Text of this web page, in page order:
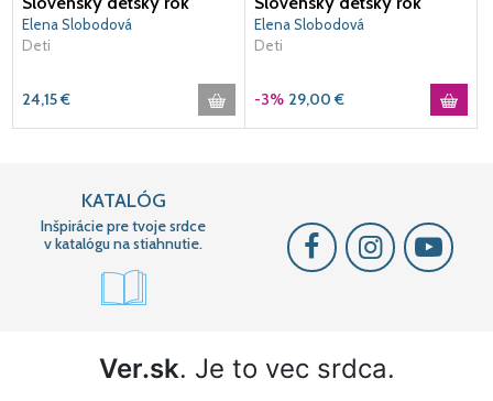
Elena Slobodová
Deti
24,15€
Elena Slobodová
Deti
-3% 29,00 €
KATALÓG
Inšpirácie pre tvoje srdce
v katalógu na stiahnutie.
Ver.sk. Je to vec srdca.